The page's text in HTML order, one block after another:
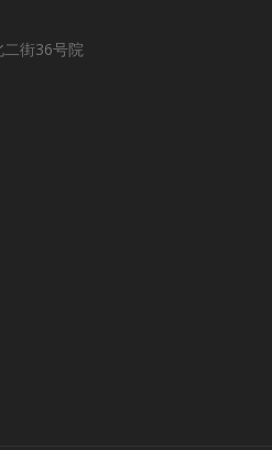
二街36号院